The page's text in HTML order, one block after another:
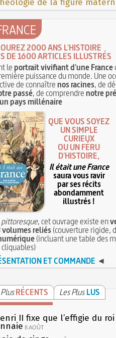
de la figure
2000 ANS L'HISTOIRE
DE 1600 ARTICLES ILLUSTRÉS
leportrait vivifiant d'une France
puissance du monde. Une
de connaîtrenos racines, de
passé, de comprendrenotre
pays millénaire
QUE VOUS SOYEZ
UN SIMPLE
CURIEUX
OU UN FÉRU
D'HISTOIRE,
Il était une France
saura vous ravir
par ses récits
abondamment
illustrés !
pittoresque, cet ouvrage existe en
reliés(couverture rigide,
(incluant une table des
ET COMMANDE ◄
RÉCENTS Les Plus LUS
II fixe que l’effigie du
8 AOÛT